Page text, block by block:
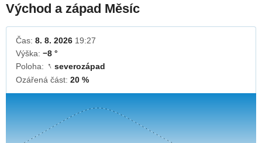
Východ a západ Měsíc
Čas: 8. 8. 2026 19:27
Výška: −8 °
Poloha: ↓ severozápad
Ozářená část: 20 %